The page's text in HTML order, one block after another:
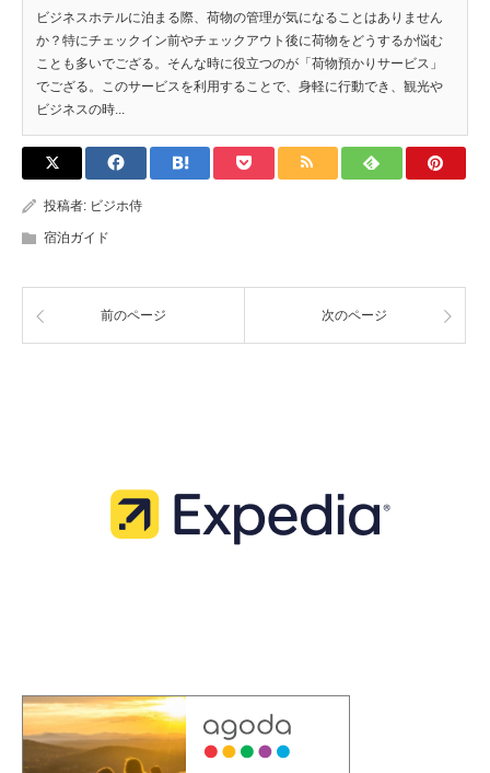
ビジネスホテルに泊まる際、荷物の管理が気になることはありません
か？特にチェックイン前やチェックアウト後に荷物をどうするか悩む
ことも多いでござる。そんな時に役立つのが「荷物預かりサービス」
でござる。このサービスを利用することで、身軽に行動でき、観光や
ビジネスの時...
投稿者: ビジホ侍
宿泊ガイド
前のページ 次のページ